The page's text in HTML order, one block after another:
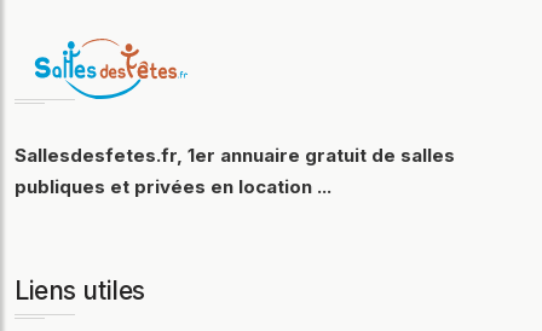
Sallesdesfetes.fr, 1er annuaire gratuit de salles
publiques et privées en location ...
Liens utiles